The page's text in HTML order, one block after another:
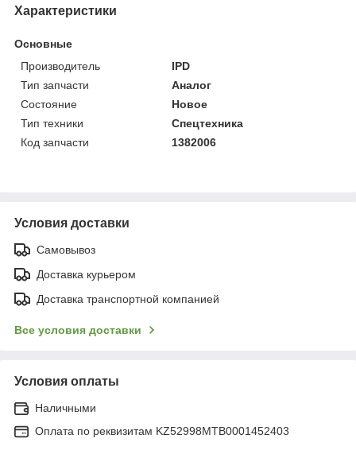
Характеристики
Основные
Производитель
IPD
Тип запчасти
Аналог
Состояние
Новое
Тип техники
Спецтехника
Код запчасти
1382006
Условия доставки
Самовывоз
Доставка курьером
Доставка транспортной компанией
Все условия доставки
Условия оплаты
Наличными
Оплата по реквизитам KZ52998MTB0001452403